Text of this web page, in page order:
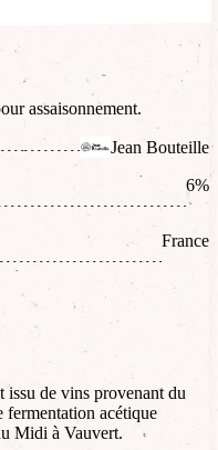
assaisonnement.
Jean Bouteille
6%
France
de vins provenant du
fermentation acétique
Midi à Vauvert.